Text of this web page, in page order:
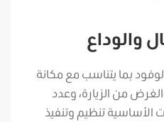
والوداع
بما يتناسب مع مكانة
من الزيارة، وعدد
تنظيم وتنفيذ